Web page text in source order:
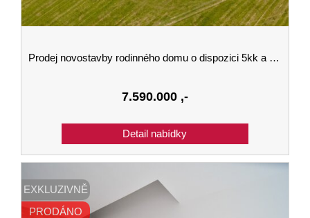
Prodej novostavby rodinného domu o dispozici 5kk a velikosti 142 m2 se zahradou v Kaplici
7.590.000 ,-
EXKLUZIVNĚ
PRODÁNO